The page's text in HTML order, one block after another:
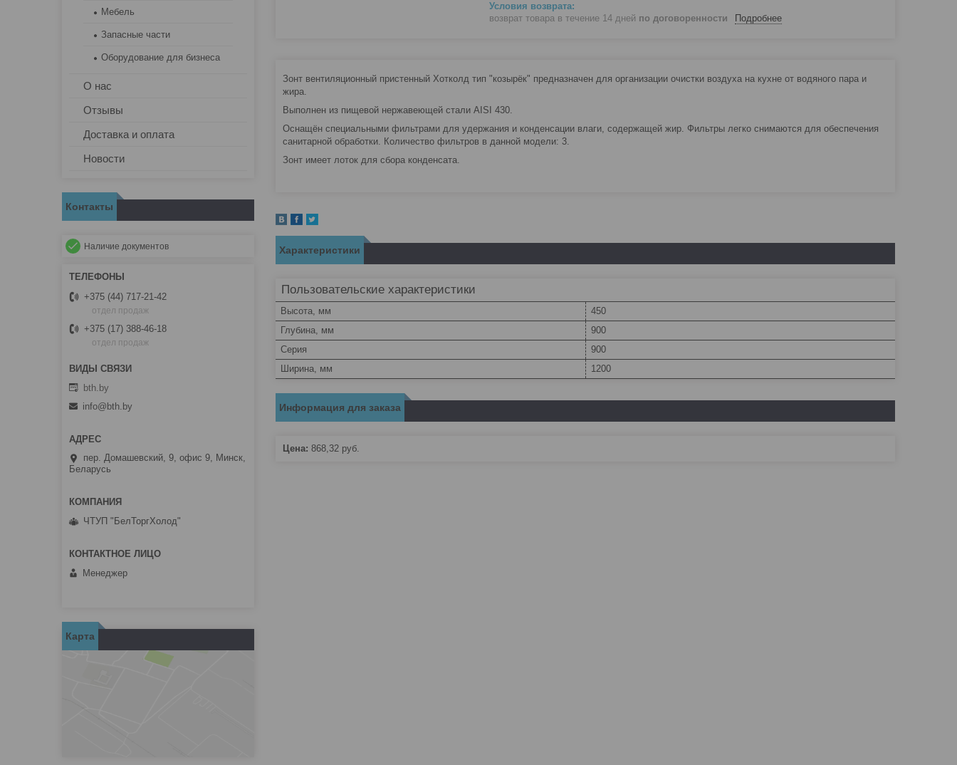
возврат товара в течение 14 дней по договоренности Подробнее
Зонт вентиляционный пристенный Хотколд тип "козырёк" предназначен для организации очистки воздуха на кухне от водяного пара и
жира.
Выполнен из пищевой нержавеющей стали AISI 430.
Оснащён специальными фильтрами для удержания и конденсации влаги, содержащей жир. Фильтры легко снимаются для обеспечения
санитарной обработки. Количество фильтров в данной модели: 3.
Зонт имеет лоток для сбора конденсата.
Характеристики
Пользовательские характеристики
Высота, мм
450
Глубина, мм
900
Серия
900
Ширина, мм
1200
Информация для заказа
Цена: 868,32 руб.
Мебель
Запасные части
Оборудование для бизнеса
О нас
Отзывы
Доставка и оплата
Новости
Контакты
Наличие документов
+375 (44) 717-21-42
отдел продаж
+375 (17) 388-46-18
отдел продаж
bth.by
info@bth.by
пер. Домашевский, 9, офис 9, Минск,
Беларусь
ЧТУП "БелТоргХолод"
Менеджер
Карта